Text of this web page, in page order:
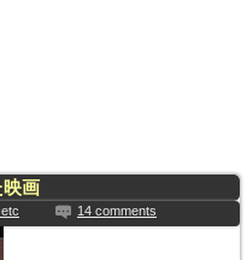
画
14 comments